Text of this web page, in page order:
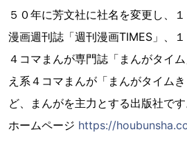
５０年に芳文社に社名を変更し、
漫画週刊誌「週刊漫画TIMES」、
４コマまんが専門誌「まんがタイ
え系４コマまんが「まんがタイム
ど、まんがを主力とする出版社です
ホームページ https://